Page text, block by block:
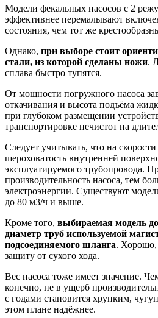
Модели фекальных насосов с 2
эффективнее перемалывают
состояния, чем тот же
Однако, при выборе стоит
стали, из которой сделаны ножи.
сплава быстро тупятся.
От мощности погружного насоса
откачивания и высота подъёма
при глубоком размещении
транспортировке нечистот на
Следует учитывать, что на
шероховатость внутренней
эксплуатируемого трубопровода.
производительность насоса, тем
электроэнергии. Существуют
до 80 м3/ч и выше.
Кроме того, выбираемая модель
диаметр труб используемой
подсоединяемого шланга. Хорошо,
защиту от сухого хода.
Вес насоса тоже имеет значение.
конечно, не в ущерб
с годами становится хрупким,
этом плане надёжнее.